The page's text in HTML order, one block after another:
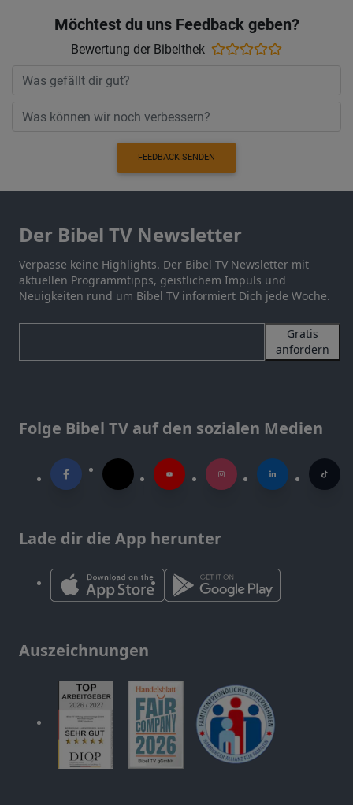
Möchtest du uns Feedback geben?
Bewertung der Bibelthek
FEEDBACK SENDEN
Der Bibel TV Newsletter
Verpasse keine Highlights. Der Bibel TV Newsletter mit
aktuellen Programmtipps, geistlichem Impuls und
Neuigkeiten rund um Bibel TV informiert Dich jede Woche.
Gratis
anfordern
Folge Bibel TV auf den sozialen Medien
Lade dir die App herunter
Auszeichnungen